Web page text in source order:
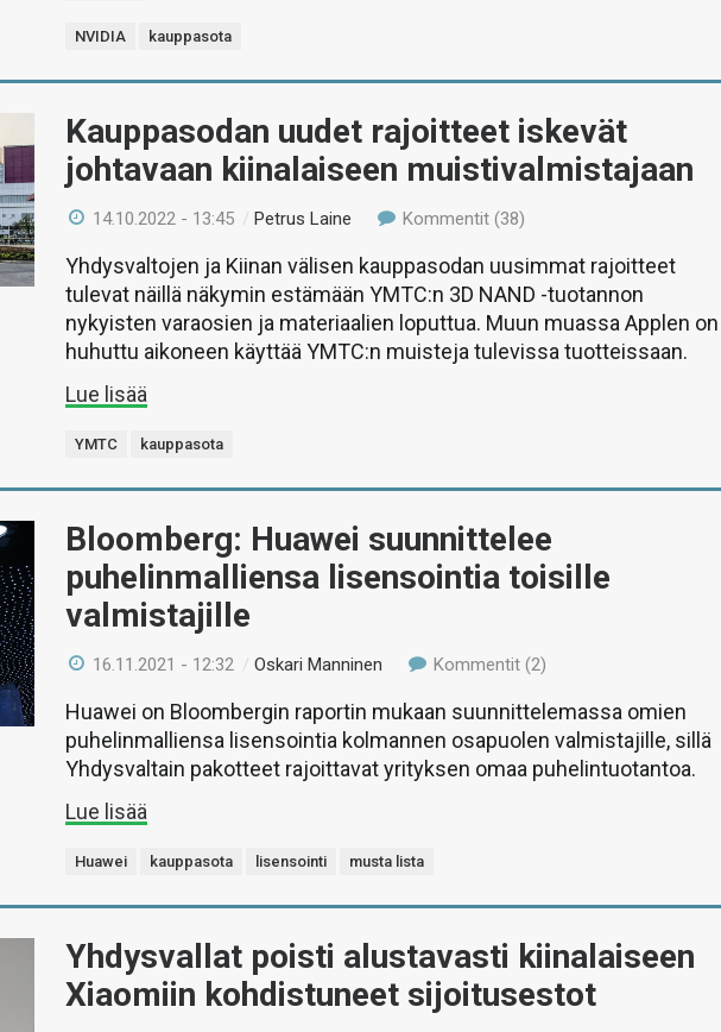
NVIDIA kauppasota
Kauppasodan uudet rajoitteet iskevät
johtavaan kiinalaiseen muistivalmistajaan
14.10.2022 - 13:45 /Petrus Laine Kommentit (38)
Yhdysvaltojen ja Kiinan välisen kauppasodan uusimmat rajoitteet
tulevat näillä näkymin estämään YMTC:n 3D NAND -tuotannon
nykyisten varaosien ja materiaalien loputtua. Muun muassa Applen on
huhuttu aikoneen käyttää YMTC:n muisteja tulevissa tuotteissaan.
Lue lisää
YMTC kauppasota
Bloomberg: Huawei suunnittelee
puhelinmalliensa lisensointia toisille
valmistajille
16.11.2021 - 12:32 /Oskari Manninen Kommentit (2)
Huawei on Bloombergin raportin mukaan suunnittelemassa omien
puhelinmalliensa lisensointia kolmannen osapuolen valmistajille, sillä
Yhdysvaltain pakotteet rajoittavat yrityksen omaa puhelintuotantoa.
Lue lisää
Huawei kauppasota lisensointi musta lista
Yhdysvallat poisti alustavasti kiinalaiseen
Xiaomiin kohdistuneet sijoitusestot